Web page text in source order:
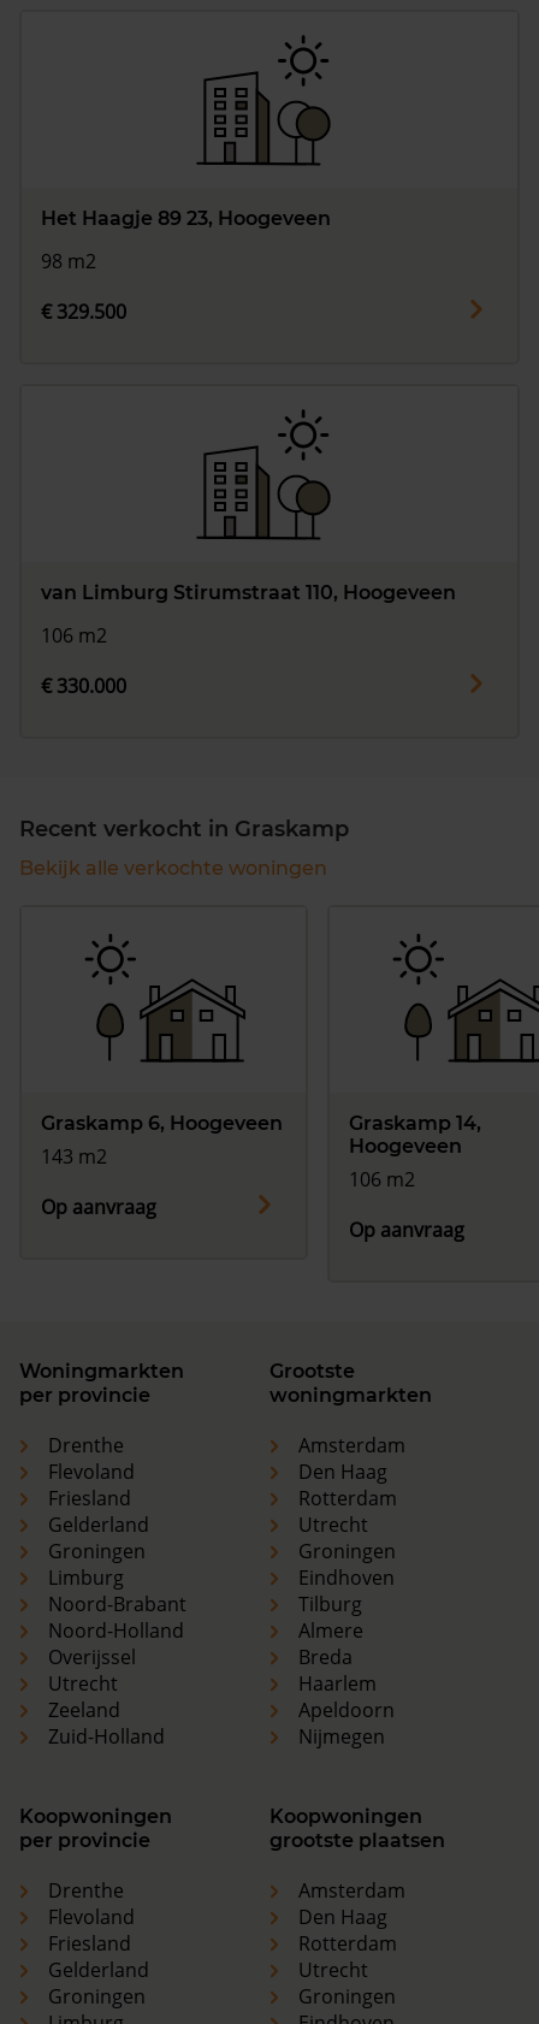
Het Haagje 89 23, Hoogeveen
98 m2
€ 329.500
van Limburg Stirumstraat 110, Hoogeveen
106 m2
€ 330.000
Recent verkocht in Graskamp
Bekijk alle verkochte woningen
Graskamp 6, Hoogeveen
143 m2
Op aanvraag
Graskamp 14,
Hoogeveen
106 m2
Op aanvraag
Woningmarkten
per provincie
Drenthe
Flevoland
Friesland
Gelderland
Groningen
Limburg
Noord-Brabant
Noord-Holland
Overijssel
Utrecht
Zeeland
Zuid-Holland
Grootste
woningmarkten
Amsterdam
Den Haag
Rotterdam
Utrecht
Groningen
Eindhoven
Tilburg
Almere
Breda
Haarlem
Apeldoorn
Nijmegen
Koopwoningen
per provincie
Drenthe
Flevoland
Friesland
Gelderland
Groningen
Koopwoningen
grootste plaatsen
Amsterdam
Den Haag
Rotterdam
Utrecht
Groningen